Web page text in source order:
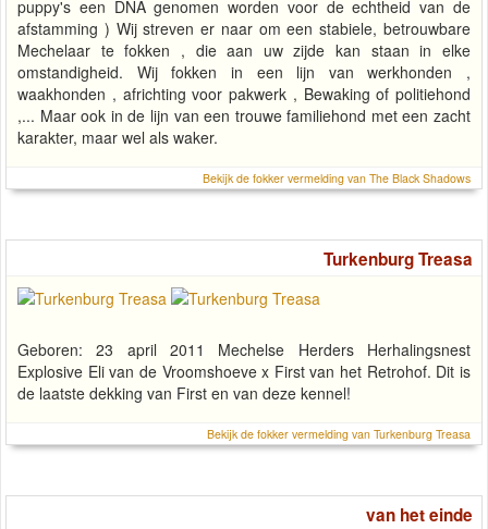
puppy's een DNA genomen worden voor de echtheid van de
afstamming ) Wij streven er naar om een stabiele, betrouwbare
Mechelaar te fokken , die aan uw zijde kan staan in elke
omstandigheid. Wij fokken in een lijn van werkhonden ,
waakhonden , africhting voor pakwerk , Bewaking of politiehond
,... Maar ook in de lijn van een trouwe familiehond met een zacht
karakter, maar wel als waker.
Bekijk de fokker vermelding van The Black Shadows
Turkenburg Treasa
Geboren: 23 april 2011 Mechelse Herders Herhalingsnest
Explosive Eli van de Vroomshoeve x First van het Retrohof. Dit is
de laatste dekking van First en van deze kennel!
Bekijk de fokker vermelding van Turkenburg Treasa
van het einde